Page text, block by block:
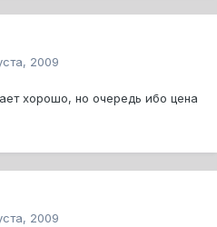
2009
хорошо, но очередь ибо цена
2009